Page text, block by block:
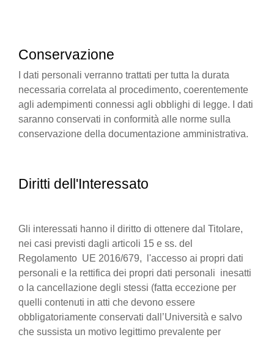
Conservazione
I dati personali verranno trattati per tutta la durata
necessaria correlata al procedimento, coerentemente
agli adempimenti connessi agli obblighi di legge. I dati
saranno conservati in conformità alle norme sulla
conservazione della documentazione amministrativa.
Diritti dell'Interessato
Gli interessati hanno il diritto di ottenere dal Titolare,
nei casi previsti dagli articoli 15 e ss. del
Regolamento UE 2016/679, l'accesso ai propri dati
personali e la rettifica dei propri dati personali inesatti
o la cancellazione degli stessi (fatta eccezione per
quelli contenuti in atti che devono essere
obbligatoriamente conservati dall’Università e salvo
che sussista un motivo legittimo prevalente per